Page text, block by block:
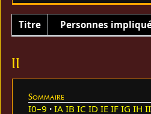
Titre Personnes
II
Sommaire
I0–9 IA IB IC ID IE IF IG IH II